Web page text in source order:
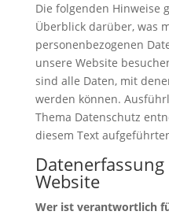
Die folgenden Hinweise
Überblick darüber, was
personenbezogenen
unsere Website
sind alle Daten, mit
werden können.
Thema Datenschutz
diesem Text
Website
Wer ist verantwortlich